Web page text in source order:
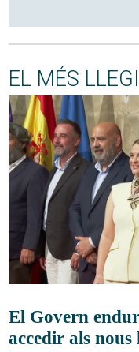
EL MÉS
El Govern
accedir als